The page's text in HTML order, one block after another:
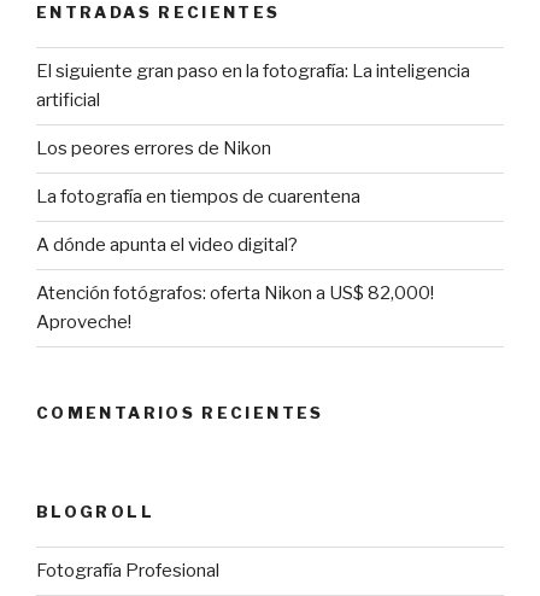
ENTRADAS RECIENTES
El siguiente gran paso en la fotografía: La inteligencia
artificial
Los peores errores de Nikon
La fotografía en tiempos de cuarentena
A dónde apunta el video digital?
Atención fotógrafos: oferta Nikon a US$ 82,000!
Aproveche!
COMENTARIOS RECIENTES
BLOGROLL
Fotografía Profesional